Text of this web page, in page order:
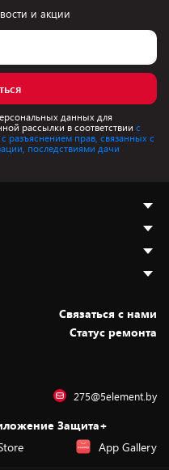
и акции
данных для
рассылки в соответствии с
с разъяснением прав, связанных с
последствиями дачи
Cвязаться с нами
Статус ремонта
275@5element.by
Защита+
App Gallery